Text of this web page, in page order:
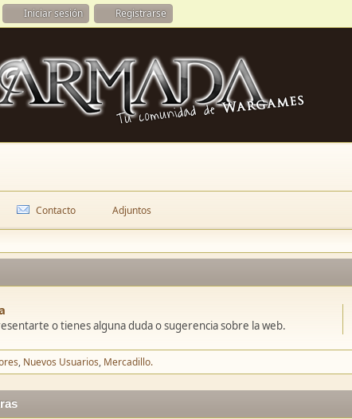
Iniciar sesión Registrarse
Contacto Adjuntos
o tienes alguna duda o sugerencia sobre la web.
Nuevos Usuarios Mercadillo.